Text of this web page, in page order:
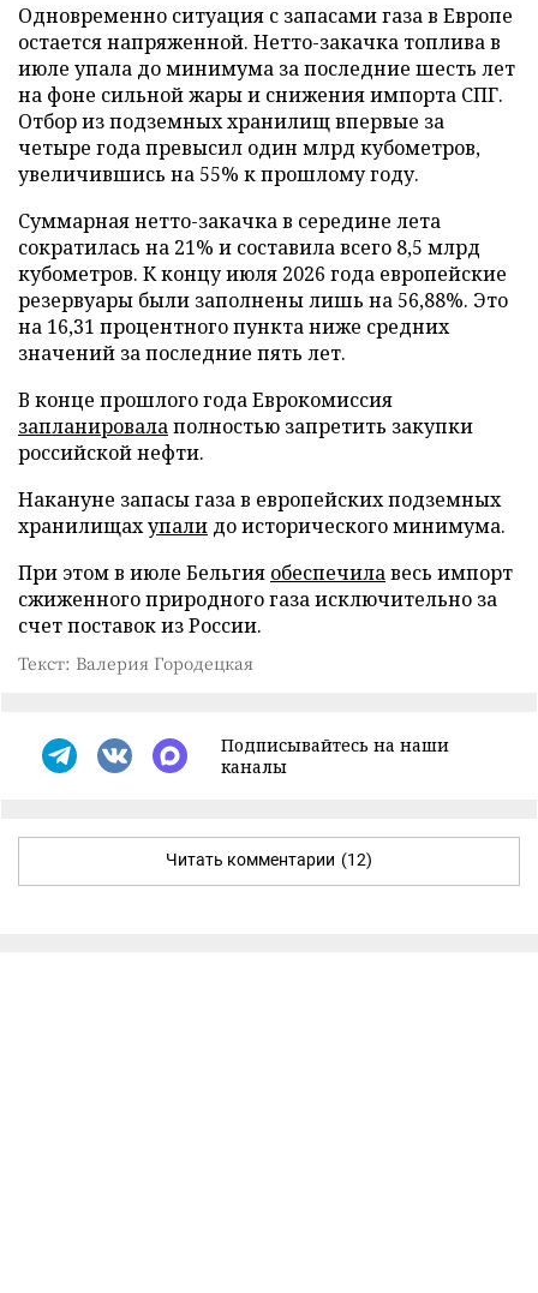
Одновременно ситуация с запасами газа в Европе
остается напряженной. Нетто-закачка топлива в
июле упала до минимума за последние шесть лет
на фоне сильной жары и снижения импорта СПГ.
Отбор из подземных хранилищ впервые за
четыре года превысил один млрд кубометров,
увеличившись на 55% к прошлому году.
Суммарная нетто-закачка в середине лета
сократилась на 21% и составила всего 8,5 млрд
кубометров. К концу июля 2026 года европейские
резервуары были заполнены лишь на 56,88%. Это
на 16,31 процентного пункта ниже средних
значений за последние пять лет.
В конце прошлого года Еврокомиссия
запланировалаполностью запретить закупки
российской нефти.
Накануне запасы газа в европейских подземных
хранилищахупали до исторического минимума.
При этом в июле Бельгия обеспечилавесь импорт
сжиженного природного газа исключительно за
счет поставок из России.
Текст: Валерия Городецкая
Подписывайтесь на наши
каналы
Читать комментарии (12)